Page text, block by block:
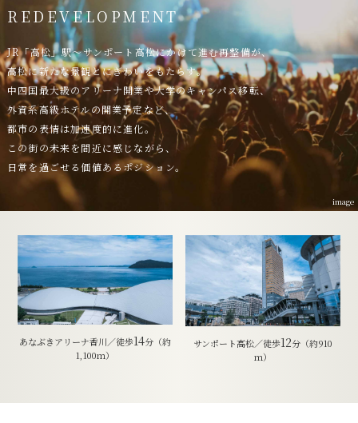
image
REDEVELOPMENT
JR「高松」駅〜サンポート高松にかけて進む再整備が、
高松に新たな景観とにぎわいをもたらす。
中四国最大級のアリーナ開業や大学のキャンパス移転、
外資系高級ホテルの開業予定など、
都市の表情は加速度的に進化。
この街の未来を間近に感じながら、
日常を過ごせる価値あるポジション。
あなぶきアリーナ香川／徒歩14分（約
1,100ｍ）
サンポート高松／徒歩12分（約910
ｍ）